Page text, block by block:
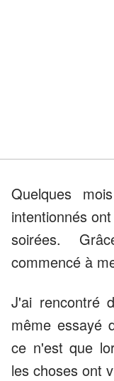
Quelques
intentionnés
soirées.
commencé à
J'ai rencontré
même essayé
ce n'est que
les choses ont